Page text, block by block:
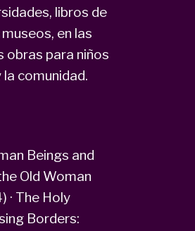
libros de
en las
obras para niños
comunidad.
Beings and
Old Woman
· The Holy
Borders: